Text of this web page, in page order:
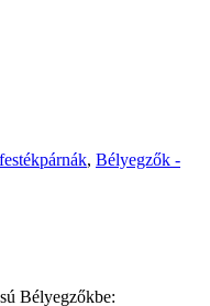
, Bélyegzők -
Bélyegzőkbe: